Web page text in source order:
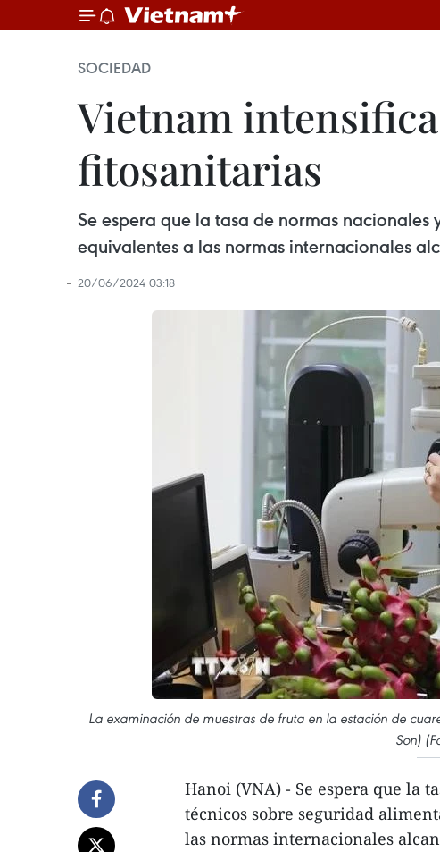
SOCIEDAD
Vietnam
fitosanitarias
Se espera que la tasa de normas
equivalentes a las normas internacionales
20/06/2024 03:18
La examinación de muestras de fruta en la estación de
Son)
Hanoi (VNA) - Se espera que la
técnicos sobre seguridad
las normas internacionales